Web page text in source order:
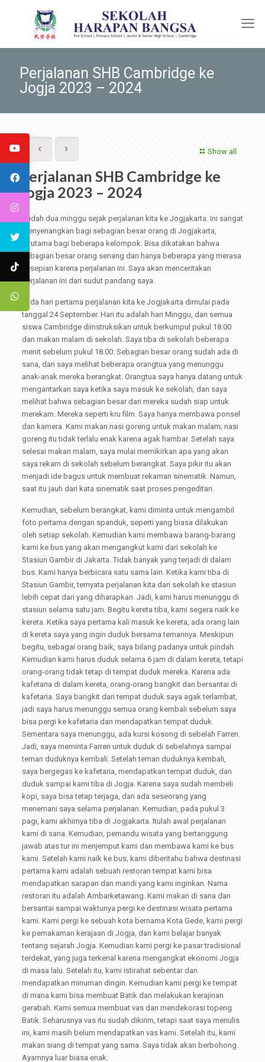
Perjalanan SHB Cambridge ke
Jogja 2023 – 2024
Show all
Perjalanan SHB Cambridge ke
Jogja 2023 – 2024
Sudah dua minggu sejak perjalanan kita ke Jogjakarta. Ini sangat
menyenangkan bagi sebagian besar orang di Jogjakarta,
terutama bagi beberapa kelompok. Bisa dikatakan bahwa
sebagian besar orang senang dan hanya beberapa yang merasa
kesepian karena perjalanan ini. Saya akan menceritakan
perjalanan ini dari sudut pandang saya.
Pada hari pertama perjalanan kita ke Jogjakarta dimulai pada
tanggal 24 September. Hari itu adalah hari Minggu, dan semua
siswa Cambridge diinstruksikan untuk berkumpul pukul 18.00
dan makan malam di sekolah. Saya tiba di sekolah beberapa
menit sebelum pukul 18.00. Sebagian besar orang sudah ada di
sana, dan saya melihat beberapa orangtua yang menunggu
anak-anak mereka berangkat. Orangtua saya hanya datang untuk
mengantarkan saya ketika saya masuk ke sekolah, dan saya
melihat bahwa sebagian besar dari mereka sudah siap untuk
merekam. Mereka seperti kru film. Saya hanya membawa ponsel
dan kamera. Kami makan nasi goreng untuk makan malam; nasi
goreng itu tidak terlalu enak karena agak hambar. Setelah saya
selesai makan malam, saya mulai memikirkan apa yang akan
saya rekam di sekolah sebelum berangkat. Saya pikir itu akan
menjadi ide bagus untuk membuat rekaman sinematik. Namun,
saat itu jauh dari kata sinematik saat proses pengeditan.
Kemudian, sebelum berangkat, kami diminta untuk mengambil
foto pertama dengan spanduk, seperti yang biasa dilakukan
oleh setiap sekolah. Kemudian kami membawa barang-barang
kami ke bus yang akan mengangkut kami dari sekolah ke
Stasiun Gambir di Jakarta. Tidak banyak yang terjadi di dalam
bus. Kami hanya berbicara satu sama lain. Ketika kami tiba di
Stasiun Gambir, ternyata perjalanan kita dari sekolah ke stasiun
lebih cepat dari yang diharapkan. Jadi, kami harus menunggu di
stasiun selama satu jam. Begitu kereta tiba, kami segera naik ke
kereta. Ketika saya pertama kali masuk ke kereta, ada orang lain
di kereta saya yang ingin duduk bersama temannya. Meskipun
begitu, sebagai orang baik, saya bilang padanya untuk pindah.
Kemudian kami harus duduk selama 6 jam di dalam kereta, tetapi
orang-orang tidak tetap di tempat duduk mereka. Karena ada
kafetaria di dalam kereta, orang-orang bangkit dan bersantai di
kafetaria. Saya bangkit dari tempat duduk saya agak terlambat,
jadi saya harus menunggu semua orang kembali sebelum saya
bisa pergi ke kafetaria dan mendapatkan tempat duduk.
Sementara saya menunggu, ada kursi kosong di sebelah Farren.
Jadi, saya meminta Farren untuk duduk di sebelahnya sampai
teman duduknya kembali. Setelah teman duduknya kembali,
saya bergegas ke kafetaria, mendapatkan tempat duduk, dan
duduk sampai kami tiba di Jogja. Karena saya sudah membeli
kopi, saya bisa tetap terjaga, dan ada seseorang yang
menemani saya selama perjalanan. Kemudian, pada pukul 3
pagi, kami akhirnya tiba di Jogjakarta. Itulah awal perjalanan
kami di sana. Kemudian, pemandu wisata yang bertanggung
jawab atas tur ini menjemput kami dan membawa kami ke bus
kami. Setelah kami naik ke bus, kami diberitahu bahwa destinasi
pertama kami adalah sebuah restoran tempat kami bisa
mendapatkan sarapan dan mandi yang kami inginkan. Nama
restoran itu adalah Ambarketawang. Kami makan di sana dan
bersantai sampai waktunya pergi ke destinasi wisata pertama
kami. Kami pergi ke sebuah kota bernama Kota Gede, kami pergi
ke pemakaman kerajaan di Jogja, dan kami belajar banyak
tentang sejarah Jogja. Kemudian kami pergi ke pasar tradisional
terdekat, yang juga terkenal karena mengangkat ekonomi Jogja
di masa lalu. Setelah itu, kami istirahat sebentar dan
mendapatkan minuman dingin. Kemudian kami pergi ke tempat
di mana kami bisa membuat Batik dan melakukan kerajinan
gerabah. Kami semua membuat vas dan mendekorasi topeng
Batik. Seharusnya vas itu sudah dikirim, tetapi saat saya menulis
ini, kami masih belum mendapatkan vas kami. Setelah itu, kami
makan siang di tempat yang sama. Saya tidak akan berbohong.
Ayamnya luar biasa enak.